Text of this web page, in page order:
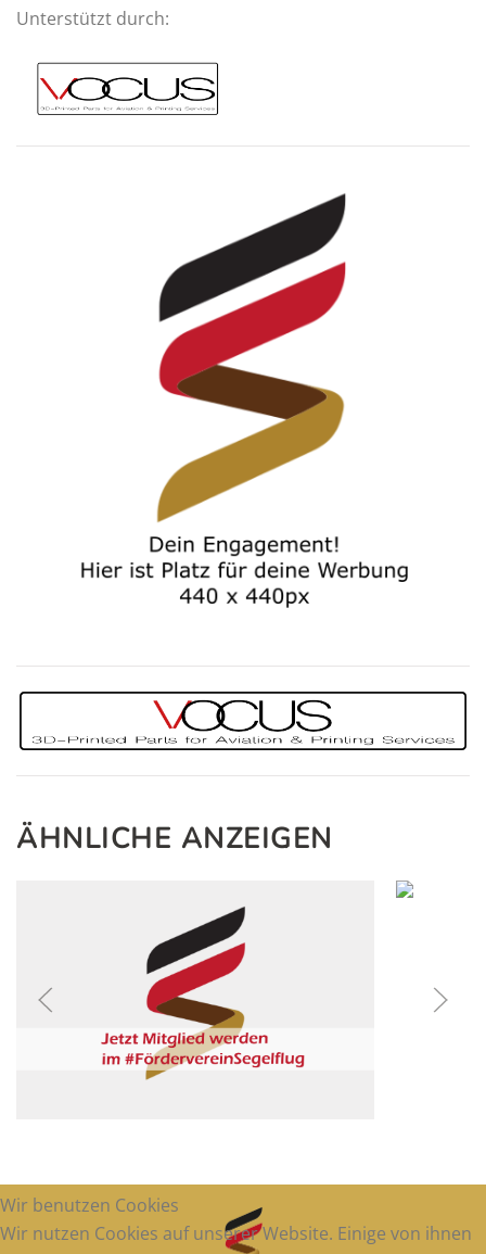
Unterstützt durch:
ÄHNLICHE ANZEIGEN
1 €
Wir benutzen Cookies
Wir nutzen Cookies auf unserer Website. Einige von ihnen